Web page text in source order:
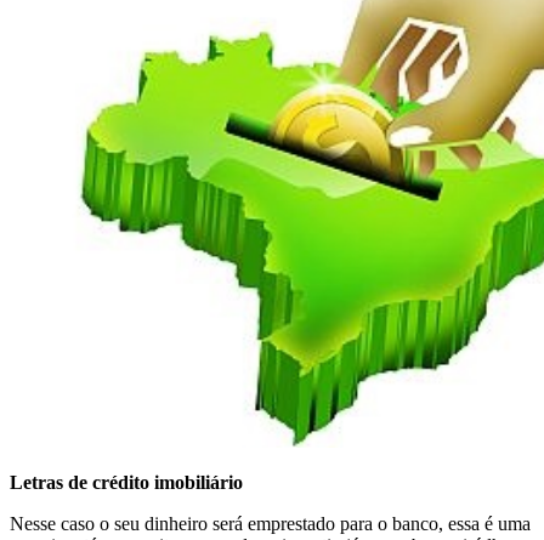
Letras de crédito imobiliário
Nesse caso o seu dinheiro será emprestado para o banco, essa é uma